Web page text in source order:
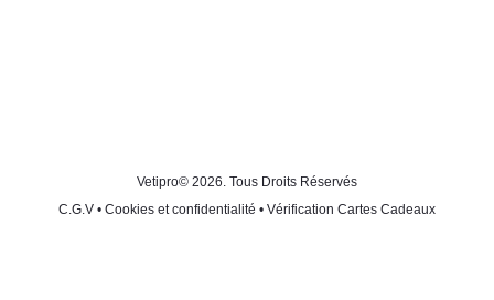
Vetipro© 2026. Tous Droits Réservés
C.G.V • Cookies et confidentialité • Vérification Cartes Cadeaux